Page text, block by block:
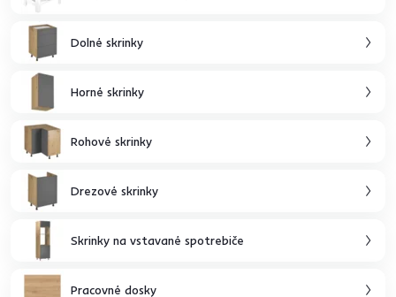
Dolné skrinky
Horné skrinky
Rohové skrinky
Drezové skrinky
Skrinky na vstavané spotrebiče
Pracovné dosky